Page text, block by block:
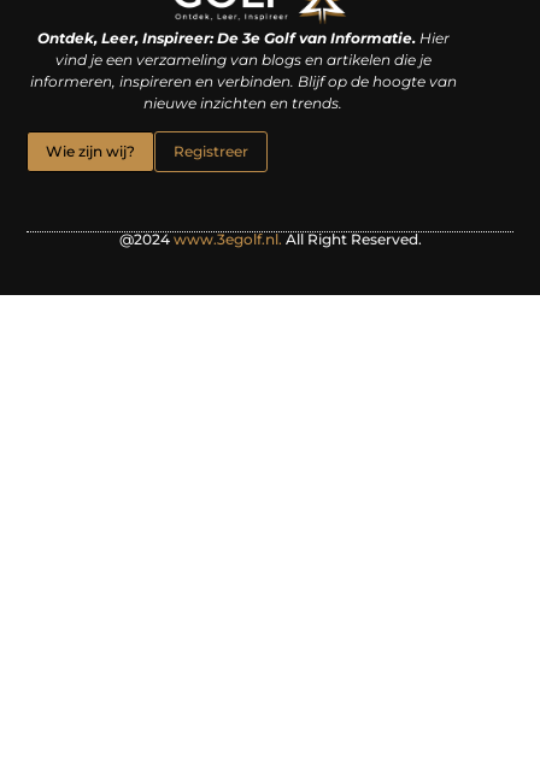
Ontdek, Leer, Inspireer: De 3e Golf van Informatie.Hier
vind je een verzameling van blogs en artikelen die je
informeren, inspireren en verbinden. Blijf op de hoogte van
nieuwe inzichten en trends.
Wie zijn wij? Registreer
@2024www.3egolf.nl.All Right Reserved.